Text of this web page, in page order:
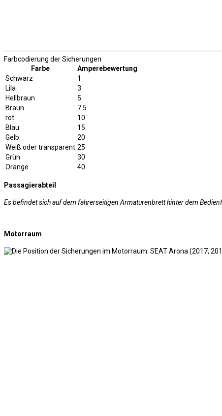
Farbcodierung der Sicherungen
Farbe
Amperebewertung
Schwarz
1
Lila
3
Hellbraun
5
Braun
7.5
rot
10
Blau
15
Gelb
20
Weiß oder transparent 25
Grün
30
Orange
40
Passagierabteil
Es befindet sich auf dem fahrerseitigen Armaturenbrett hinter dem
Motorraum